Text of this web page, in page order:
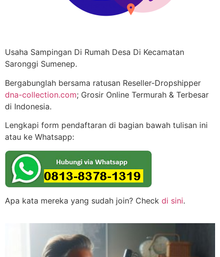
Usaha Sampingan Di Rumah Desa Di Kecamatan
Saronggi Sumenep.
Bergabunglah bersama ratusan Reseller-Dropshipper
dna-collection.com; Grosir Online Termurah & Terbesar
di Indonesia.
Lengkapi form pendaftaran di bagian bawah tulisan ini
atau ke Whatsapp:
Apa kata mereka yang sudah join? Check di sini.